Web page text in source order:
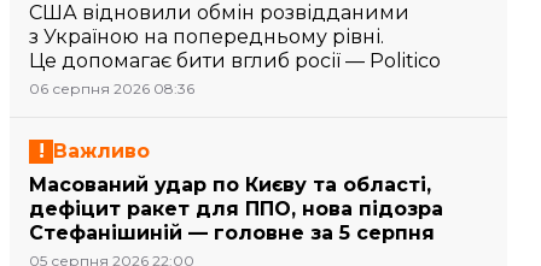
США відновили обмін розвідданими
з Україною на попередньому рівні.
Це допомагає бити вглиб росії — Politico
06 серпня 2026 08:36
Важливо
Масований удар по Києву та області,
дефіцит ракет для ППО, нова підозра
Стефанішиній — головне за 5 серпня
05 серпня 2026 22:00